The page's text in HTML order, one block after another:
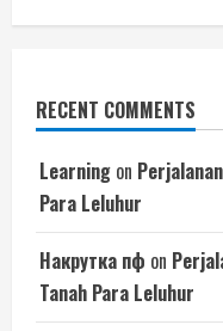
RECENT COMMENTS
Learning on
Para Leluhur
Накрутка пф on
Tanah Para Leluhur